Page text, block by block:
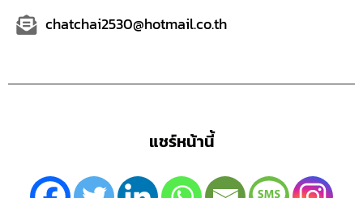
chatchai2530@hotmail.co.th
แชร์หน้านี้